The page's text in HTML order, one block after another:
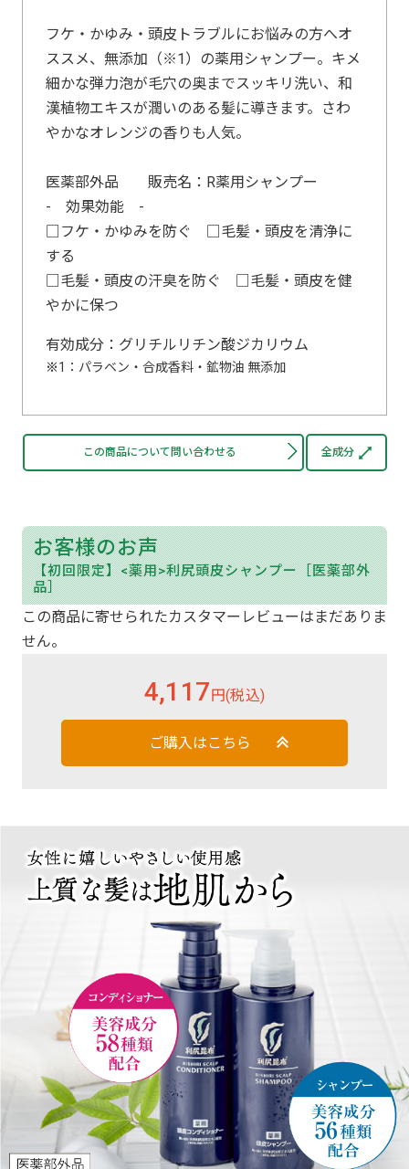
フケ・かゆみ・頭皮トラブルにお悩みの方へオ
ススメ、無添加（※1）の薬用シャンプー。キメ
細かな弾力泡が毛穴の奥までスッキリ洗い、和
漢植物エキスが潤いのある髪に導きます。さわ
やかなオレンジの香りも人気。
医薬部外品 販売名：R薬用シャンプー
- 効果効能 -
□フケ・かゆみを防ぐ □毛髪・頭皮を清浄に
する
□毛髪・頭皮の汗臭を防ぐ □毛髪・頭皮を健
やかに保つ
有効成分：グリチルリチン酸ジカリウム
1：パラベン・合成香料・鉱物油 無添加
この商品について問い合わせる 全成分
お客様のお声
【初回限定】<薬用>利尻頭皮シャンプー［医薬部外
品］
この商品に寄せられたカスタマーレビューはまだありま
せん。
4,117円(税込)
ご購入はこちら